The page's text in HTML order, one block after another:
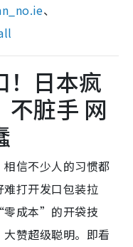
、
！日本疯
脏手 网
信不少人的习惯都
打开发口包装拉
零成本”的开袋技
赞超级聪明。即看